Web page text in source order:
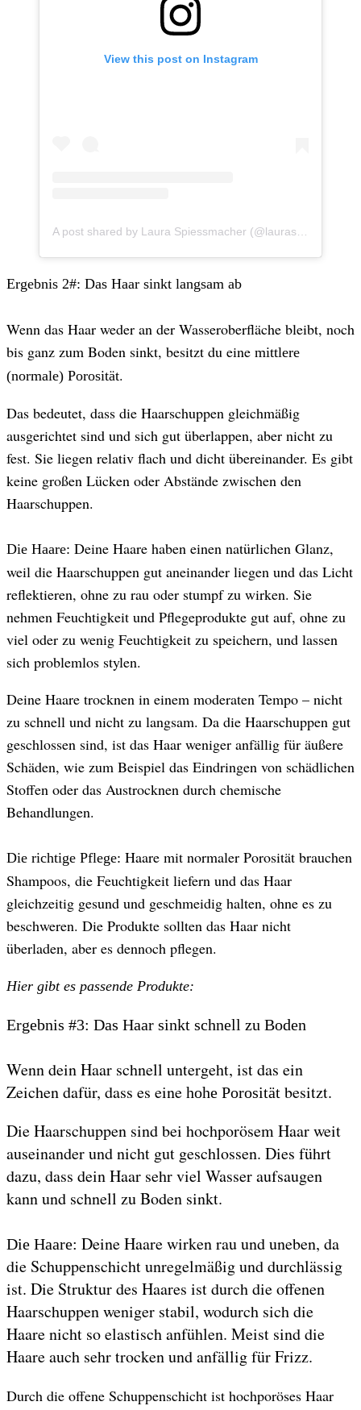
View this post on Instagram
A post shared by Laura Spiessmacher (@lauraspiessmacher)
Ergebnis 2#: Das Haar sinkt langsam ab
Wenn das Haar weder an der Wasseroberfläche bleibt, noch
bis ganz zum Boden sinkt, besitzt du eine mittlere
(normale) Porosität.
Das bedeutet, dass die Haarschuppen gleichmäßig
ausgerichtet sind und sich gut überlappen, aber nicht zu
fest. Sie liegen relativ flach und dicht übereinander. Es gibt
keine großen Lücken oder Abstände zwischen den
Haarschuppen.
Die Haare: Deine Haare haben einen natürlichen Glanz,
weil die Haarschuppen gut aneinander liegen und das Licht
reflektieren, ohne zu rau oder stumpf zu wirken. Sie
nehmen Feuchtigkeit und Pflegeprodukte gut auf, ohne zu
viel oder zu wenig Feuchtigkeit zu speichern, und lassen
sich problemlos stylen.
Deine Haare trocknen in einem moderaten Tempo – nicht
zu schnell und nicht zu langsam. Da die Haarschuppen gut
geschlossen sind, ist das Haar weniger anfällig für äußere
Schäden, wie zum Beispiel das Eindringen von schädlichen
Stoffen oder das Austrocknen durch chemische
Behandlungen.
Die richtige Pflege: Haare mit normaler Porosität brauchen
Shampoos, die Feuchtigkeit liefern und das Haar
gleichzeitig gesund und geschmeidig halten, ohne es zu
beschweren. Die Produkte sollten das Haar nicht
überladen, aber es dennoch pflegen.
Hier gibt es passende Produkte:
Ergebnis #3: Das Haar sinkt schnell zu Boden
Wenn dein Haar schnell untergeht, ist das ein
Zeichen dafür, dass es eine hohe Porosität besitzt.
Die Haarschuppen sind bei hochporösem Haar weit
auseinander und nicht gut geschlossen. Dies führt
dazu, dass dein Haar sehr viel Wasser aufsaugen
kann und schnell zu Boden sinkt.
Die Haare: Deine Haare wirken rau und uneben, da
die Schuppenschicht unregelmäßig und durchlässig
ist. Die Struktur des Haares ist durch die offenen
Haarschuppen weniger stabil, wodurch sich die
Haare nicht so elastisch anfühlen. Meist sind die
Haare auch sehr trocken und anfällig für Frizz.
Durch die offene Schuppenschicht ist hochporöses Haar